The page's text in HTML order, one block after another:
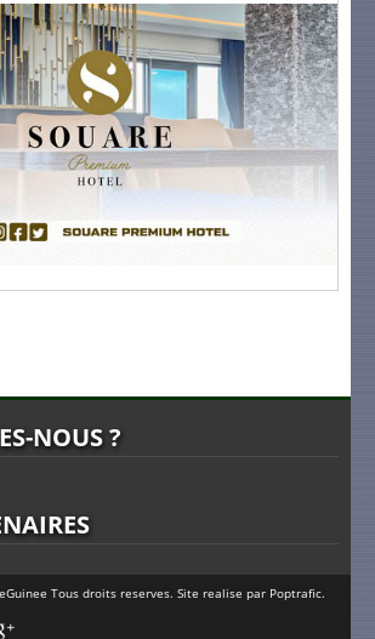
NOUS ?
Tous droits reserves. Site realise par Poptrafic.